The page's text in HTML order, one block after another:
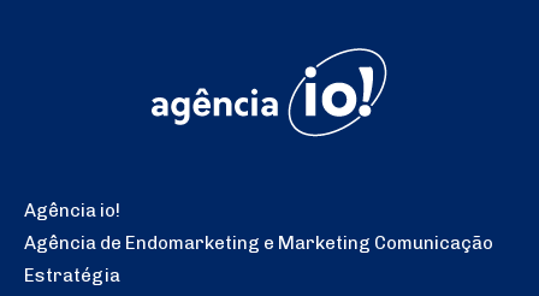
Agência io!
Agência de Endomarketing e Marketing Comunicação
Estratégia